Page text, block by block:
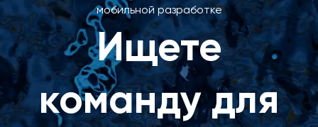
мобильной разработке
Ищете
команду для